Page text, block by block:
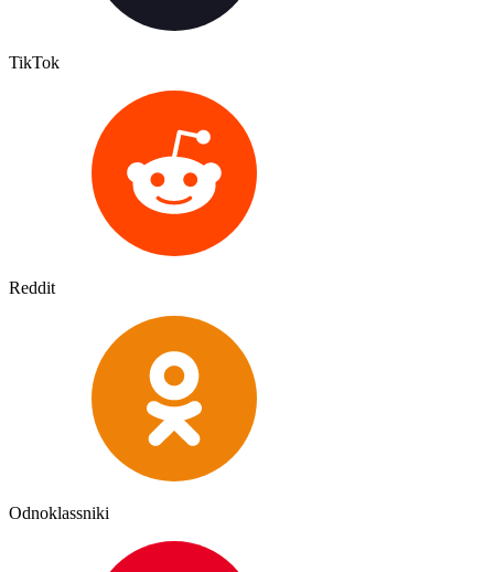
TikTok
Reddit
Odnoklassniki